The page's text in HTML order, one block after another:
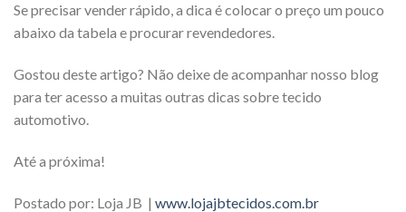
Se precisar vender rápido, a dica é colocar o preço um pouco
abaixo da tabela e procurar revendedores.
Gostou deste artigo? Não deixe de acompanhar nosso blog
para ter acesso a muitas outras dicas sobre tecido
automotivo.
Até a próxima!
Postado por: Loja JB | www.lojajbtecidos.com.br